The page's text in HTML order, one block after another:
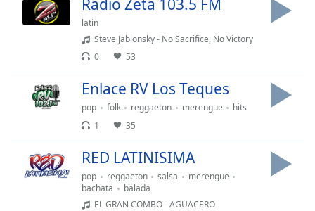
Opacity
Size
Radio Zeta 103.5 FM
latin
Steve Jablonsky - No Sacrifice, No Victory
0
53
Enlace RV Los Teques
pop folk reggaeton merengue
hits
1
35
RED LATINISIMA
pop reggaeton salsa
merengue
bachata
balada
EL GRAN COMBO - AGUACERO